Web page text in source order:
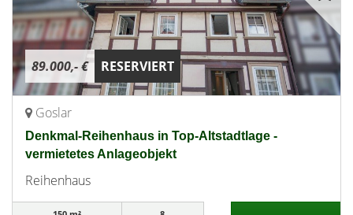
89.000,- € RESERVIERT
Goslar
Denkmal-Reihenhaus in Top-Altstadtlage -
vermietetes Anlageobjekt
Reihenhaus